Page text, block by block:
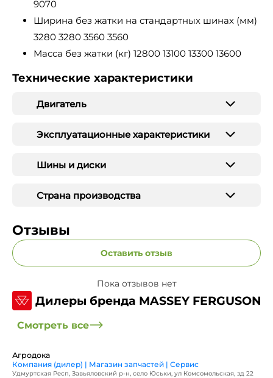
9070
Ширина без жатки на стандартных шинах (мм)
3280 3280 3560 3560
Масса без жатки (кг) 12800 13100 13300 13600
Технические характеристики
Двигатель
Эксплуатационные характеристики
Шины и диски
Страна производства
Отзывы
Оставить отзыв
Пока отзывов нет
Дилеры бренда MASSEY FERGUSON
Смотреть все
Агродока
Компания (дилер) | Магазин запчастей | Сервис
Удмуртская Респ, Завьяловский р-н, село Юськи, ул Комсомольская, зд 22